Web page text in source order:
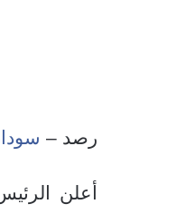
رصد –
أعلن